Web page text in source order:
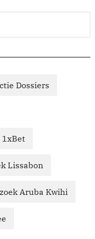
Dossiers
1xBet
Lissabon
Aruba Kwihi